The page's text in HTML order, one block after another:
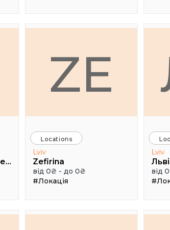
Gorchyn Luxury Concept House
ZE
Locations
Lviv
Zefirina
від 0₴ - до 0₴
#Локація
Lviv
від